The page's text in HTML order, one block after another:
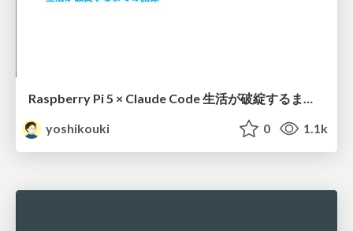
Raspberry Pi 5 × Claude Code 生活が破綻するまでの記録
yoshikouki
0 1.1k